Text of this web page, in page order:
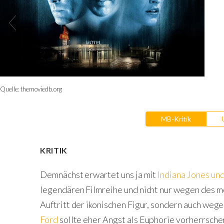
Quelle:themoviedb.org
MB-Kritik
KRITIK
Demnächst erwartet uns ja mit Indiana Jones
legendären Filmreihe und nicht nur wegen des
Auftritt der ikonischen Figur, sondern auch
Ford sollte eher Angst als Euphorie